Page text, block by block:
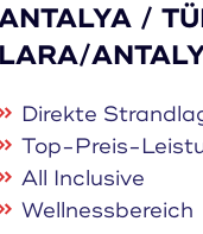
/
LARA/
Direkte
Top-Preis-
All Inclusive
Wellnessbereich